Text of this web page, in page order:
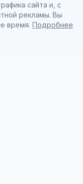
сайта и, с
рекламы. Вы
время. Подробнее